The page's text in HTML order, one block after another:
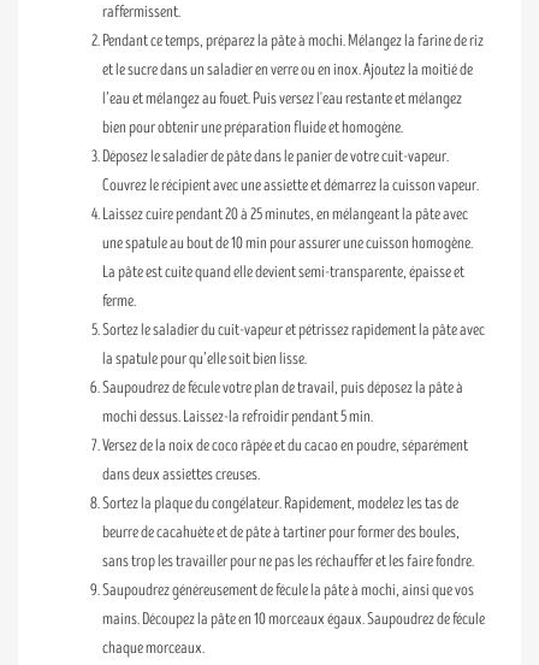
raffermissent.
Pendant ce temps, préparez la pâte à mochi. Mélangez la farine de riz
et le sucre dans un saladier en verre ou en inox. Ajoutez la moitié de
l’eau et mélangez au fouet. Puis versez l'eau restante et mélangez
bien pour obtenir une préparation fluide et homogène.
Déposez le saladier de pâte dans le panier de votre cuit-vapeur.
Couvrez le récipient avec une assiette et démarrez la cuisson vapeur.
Laissez cuire pendant 20 à 25 minutes, en mélangeant la pâte avec
une spatule au bout de 10 min pour assurer une cuisson homogène.
La pâte est cuite quand elle devient semi-transparente, épaisse et
ferme.
Sortez le saladier du cuit-vapeur et pétrissez rapidement la pâte avec
la spatule pour qu’elle soit bien lisse.
Saupoudrez de fécule votre plan de travail, puis déposez la pâte à
mochi dessus. Laissez-la refroidir pendant 5 min.
Versez de la noix de coco râpée et du cacao en poudre, séparément
dans deux assiettes creuses.
Sortez la plaque du congélateur. Rapidement, modelez les tas de
beurre de cacahuète et de pâte à tartiner pour former des boules,
sans trop les travailler pour ne pas les réchauffer et les faire fondre.
Saupoudrez généreusement de fécule la pâte à mochi, ainsi que vos
mains. Découpez la pâte en 10 morceaux égaux. Saupoudrez de fécule
chaque morceaux.